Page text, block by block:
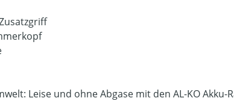
Leise und ohne Abgase mit den AL-KO Akku-